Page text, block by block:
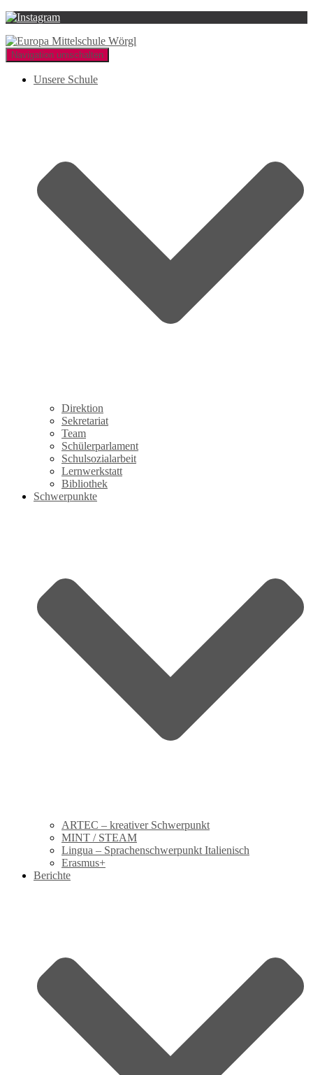
Navigation umschalten
Unsere Schule
Direktion
Sekretariat
Team
Schülerparlament
Schulsozialarbeit
Lernwerkstatt
Bibliothek
Schwerpunkte
ARTEC – kreativer Schwerpunkt
MINT / STEAM
Lingua – Sprachenschwerpunkt Italienisch
Erasmus+
Berichte